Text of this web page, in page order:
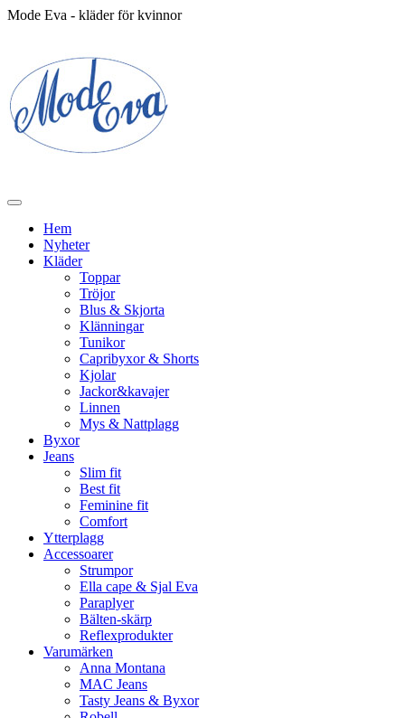
Mode Eva - kläder för kvinnor
Hem
Nyheter
Kläder
Toppar
Tröjor
Blus & Skjorta
Klänningar
Tunikor
Capribyxor & Shorts
Kjolar
Jackor&kavajer
Linnen
Mys & Nattplagg
Byxor
Jeans
Slim fit
Best fit
Feminine fit
Comfort
Ytterplagg
Accessoarer
Strumpor
Ella cape & Sjal Eva
Paraplyer
Bälten-skärp
Reflexprodukter
Varumärken
Anna Montana
MAC Jeans
Tasty Jeans & Byxor